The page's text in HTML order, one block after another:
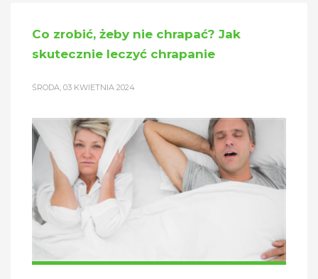
Co zrobić, żeby nie chrapać? Jak
skutecznie leczyć chrapanie
ŚRODA, 03 KWIETNIA 2024